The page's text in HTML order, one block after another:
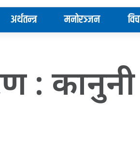
अर्थतन्त्र मनोरञ्जन
: